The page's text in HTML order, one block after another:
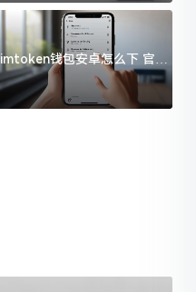
imtoken钱包安卓怎么下 官方
渠道避坑指南